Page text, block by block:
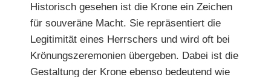
Historisch gesehen ist die Krone ein Zeichen
für souveräne Macht. Sie repräsentiert die
Legitimität eines Herrschers und wird oft bei
Krönungszeremonien übergeben. Dabei ist die
Gestaltung der Krone ebenso bedeutend wie